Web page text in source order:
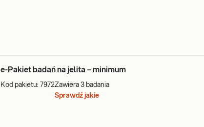
e-Pakiet badań na jelita – minimum
Kod pakietu: 7972Zawiera 3 badania
Sprawdź jakie